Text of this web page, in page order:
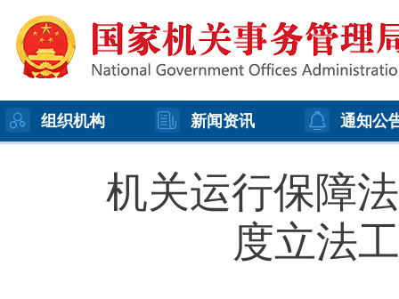
组织机构 新闻资讯 通知公
机关运行保障
度立法